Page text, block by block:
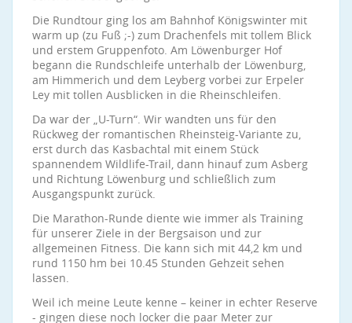
Die Rundtour ging los am Bahnhof Königswinter mit
warm up (zu Fuß ;-) zum Drachenfels mit tollem Blick
und erstem Gruppenfoto. Am Löwenburger Hof
begann die Rundschleife unterhalb der Löwenburg,
am Himmerich und dem Leyberg vorbei zur Erpeler
Ley mit tollen Ausblicken in die Rheinschleifen.
Da war der „U-Turn“. Wir wandten uns für den
Rückweg der romantischen Rheinsteig-Variante zu,
erst durch das Kasbachtal mit einem Stück
spannendem Wildlife-Trail, dann hinauf zum Asberg
und Richtung Löwenburg und schließlich zum
Ausgangspunkt zurück.
Die Marathon-Runde diente wie immer als Training
für unserer Ziele in der Bergsaison und zur
allgemeinen Fitness. Die kann sich mit 44,2 km und
rund 1150 hm bei 10.45 Stunden Gehzeit sehen
lassen.
Weil ich meine Leute kenne – keiner in echter Reserve
- gingen diese noch locker die paar Meter zur